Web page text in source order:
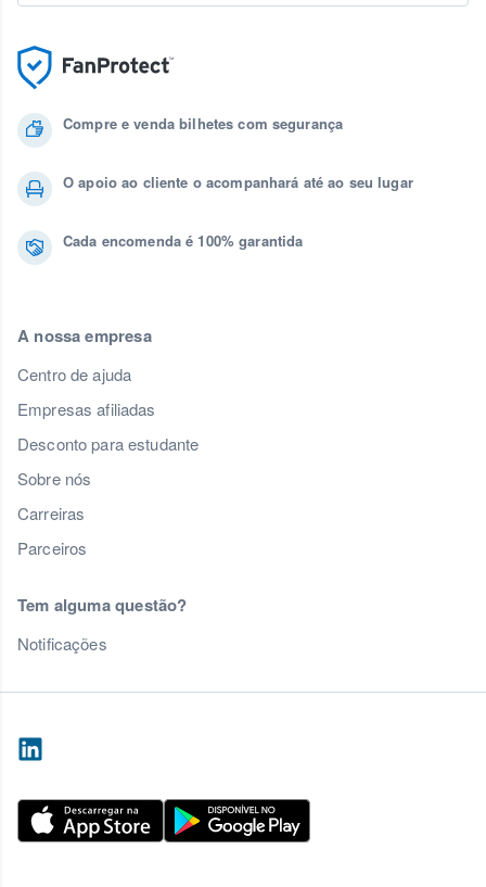
Compre e venda bilhetes com segurança
O apoio ao cliente o acompanhará até ao seu lugar
Cada encomenda é 100% garantida
A nossa empresa
Centro de ajuda
Empresas afiliadas
Desconto para estudante
Sobre nós
Carreiras
Parceiros
Tem alguma questão?
Notificações